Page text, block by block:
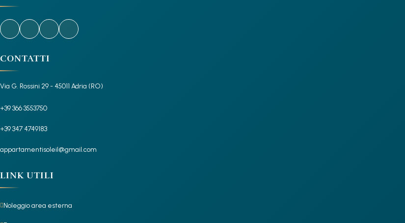
CONTATTI
Via G. Rossini 29 - 45011 Adria (RO)
+39 366 3553750
+39 347 4749183
appartamentisoleil@gmail.com
LINK UTILI
Noleggio area esterna